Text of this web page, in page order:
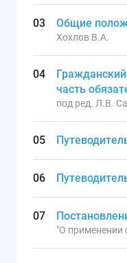
Общие
Хохлов В.А.
часть
под ред. Л.В.
"О применении